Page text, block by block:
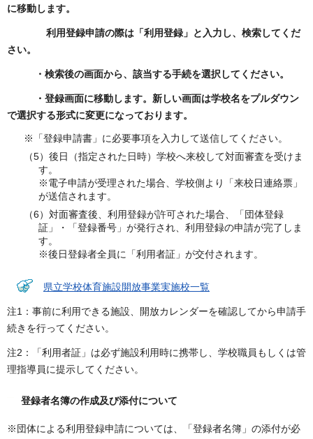
に移動します。
利用登録申請の際は「利用登録」と入力し、検索してくだ
さい。
・検索後の画面から、該当する手続を選択してください。
・登録画面に移動します。新しい画面は学校名をプルダウン
で選択する形式に変更になっております。
※「登録申請書」に必要事項を入力して送信してください。
（5）後日（指定された日時）学校へ来校して対面審査を受けま
す。
※電子申請が受理された場合、学校側より「来校日連絡票」
が送信されます。
（6）対面審査後、利用登録が許可された場合、「団体登録
証」・「登録番号」が発行され、利用登録の申請が完了しま
す。
※後日登録者全員に「利用者証」が交付されます。
県立学校体育施設開放事業実施校一覧
注1：事前に利用できる施設、開放カレンダーを確認してから申請手
続きを行ってください。
注2：「利用者証」は必ず施設利用時に携帯し、学校職員もしくは管
理指導員に提示してください。
登録者名簿の作成及び添付について
※団体による利用登録申請については、「登録者名簿」の添付が必